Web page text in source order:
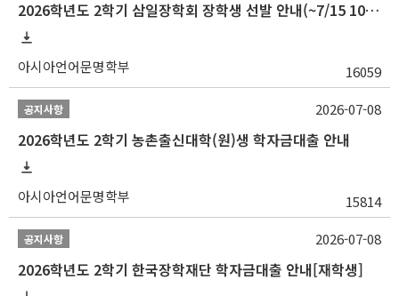
2026학년도 2학기 삼일장학회 장학생 선발 안내(~7/15 10:00)
아시아언어문명학부 16059
공지사항
2026학년도 2학기 농촌출신대학(원)생 학자금대출 안내
아시아언어문명학부 15814
2026-07-08
공지사항
2026학년도 2학기 한국장학재단 학자금대출 안내[재학생]
2026-07-08